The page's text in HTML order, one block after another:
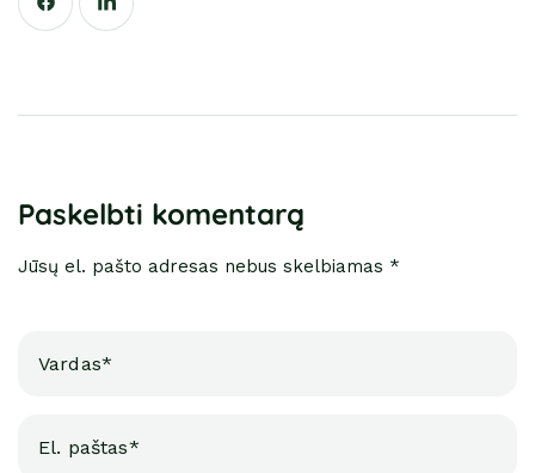
Paskelbti komentarą
Jūsų el. pašto adresas nebus skelbiamas *